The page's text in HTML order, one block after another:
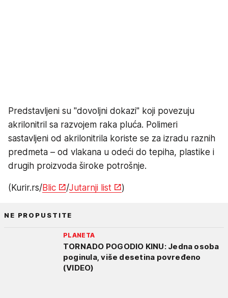
Predstavljeni su "dovoljni dokazi" koji povezuju
akrilonitril sa razvojem raka pluća. Polimeri
sastavljeni od akrilonitrila koriste se za izradu raznih
predmeta – od vlakana u odeći do tepiha, plastike i
drugih proizvoda široke potrošnje.
(Kurir.rs/Blic /Jutarnji list )
NE PROPUSTITE
PLANETA
TORNADO POGODIO KINU: Jedna osoba
poginula, više desetina povređeno
(VIDEO)